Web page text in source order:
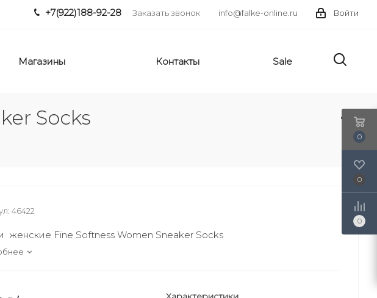
Войти
info@falke-online.ru
+7(922)188-92-28 Заказать звонок
Магазины Контакты Sale
Socks
46422
женские Fine Softness Women Sneaker Socks
0
0
0